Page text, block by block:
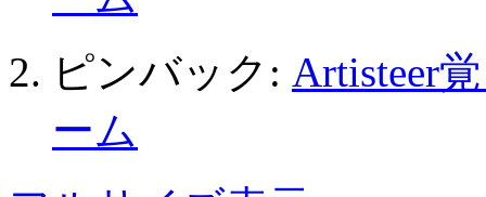
ピンバック: Artisteer
ーム